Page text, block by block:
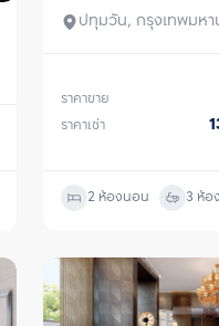
ปทุมวัน, กรุงเทพมห
ราคาขาย
ราคาเช่า
2 ห้องนอน 3 ห้อ